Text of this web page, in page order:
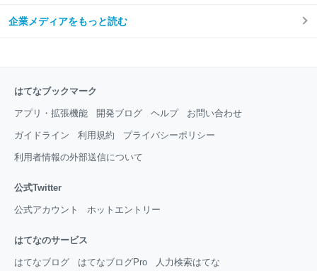
企業メディアをもっと読む
はてなブックマーク
アプリ・拡張機能 開発ブログ ヘルプ お問い合わせ
ガイドライン 利用規約 プライバシーポリシー
利用者情報の外部送信について
公式Twitter
公式アカウント ホットエントリー
はてなのサービス
はてなブログ はてなブログPro 人力検索はてな